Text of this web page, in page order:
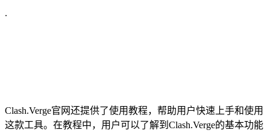
.
Clash.Verge官网还提供了使用教程，帮助用户快速上手和使用
这款工具。在教程中，用户可以了解到Clash.Verge的基本功能